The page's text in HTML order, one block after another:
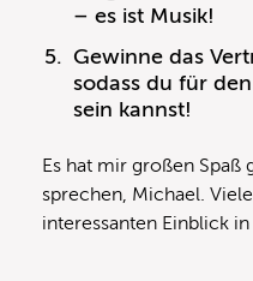
– es ist Musik!
Gewinne das
sodass du für
sein kannst!
Es hat mir großen
sprechen, Michael.
interessanten Einblick